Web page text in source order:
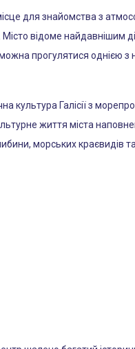
для знайомства з
відоме
можна прогулятися
культура Галісії з
життя міста
морських краєвидів